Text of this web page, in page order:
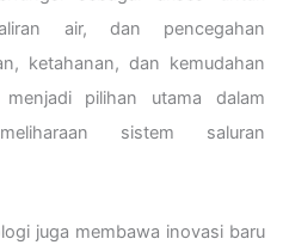
air, dan pencegahan
ketahanan, dan kemudahan
menjadi pilihan utama dalam
sistem saluran
juga membawa inovasi baru